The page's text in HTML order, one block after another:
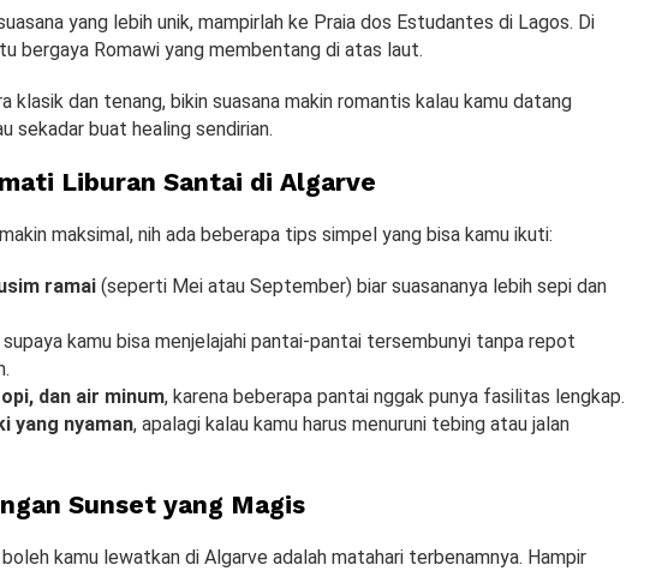
yang lebih unik, mampirlah ke Praia dos Estudantes di Lagos. Di
bergaya Romawi yang membentang di atas laut.
klasik dan tenang, bikin suasana makin romantis kalau kamu datang
sekadar buat healing sendirian.
Liburan Santai di Algarve
maksimal, nih ada beberapa tips simpel yang bisa kamu ikuti:
ramai (seperti Mei atau September) biar suasananya lebih sepi dan
supaya kamu bisa menjelajahi pantai-pantai tersembunyi tanpa repot
dan air minum, karena beberapa pantai nggak punya fasilitas lengkap.
yang nyaman, apalagi kalau kamu harus menuruni tebing atau jalan
Sunset yang Magis
kamu lewatkan di Algarve adalah matahari terbenamnya. Hampir